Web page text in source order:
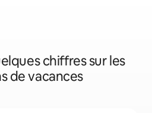
chiffres sur les
de vacances